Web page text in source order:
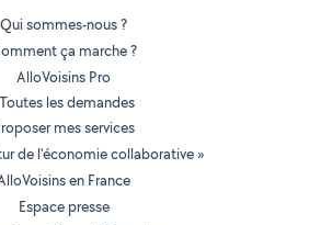
Qui sommes-nous ?
ça marche ?
AlloVoisins Pro
Toutes les demandes
mes services
de l'économie collaborative »
en France
Espace presse